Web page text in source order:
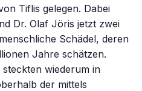
Tiflis gelegen. Dabei
Dr. Olaf Jöris jetzt zwei
Schädel, deren
Jahre schätzen.
steckten wiederum in
der mittels